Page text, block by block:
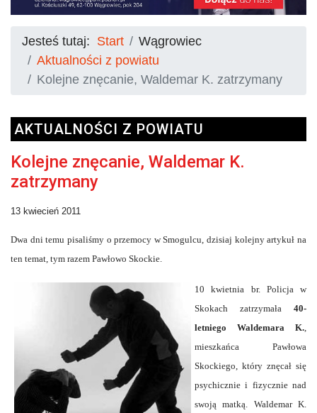
Jesteś tutaj: Start
Wągrowiec
Aktualności z powiatu
Kolejne znęcanie, Waldemar K. zatrzymany
AKTUALNOŚCI Z POWIATU
Kolejne znęcanie, Waldemar K.
zatrzymany
13 kwiecień 2011
Dwa dni temu pisaliśmy o przemocy w Smogulcu, dzisiaj kolejny artykuł na
ten temat, tym razem Pawłowo Skockie.
10 kwietnia br. Policja w
Skokach zatrzymała 40-
letniego Waldemara K.
mieszkańca Pawłowa
Skockiego, który znęcał się
psychicznie i fizycznie nad
swoją matką. Waldemar K.